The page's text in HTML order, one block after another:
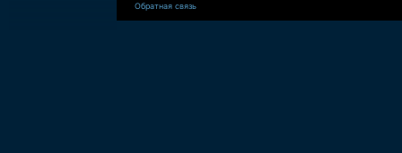
Обратная связь